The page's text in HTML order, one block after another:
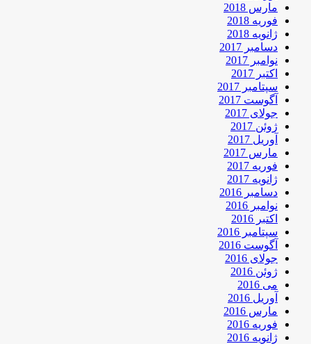
مارس 2018
فوریه 2018
ژانویه 2018
دسامبر 2017
نوامبر 2017
اکتبر 2017
سپتامبر 2017
آگوست 2017
جولای 2017
ژوئن 2017
آوریل 2017
مارس 2017
فوریه 2017
ژانویه 2017
دسامبر 2016
نوامبر 2016
اکتبر 2016
سپتامبر 2016
آگوست 2016
جولای 2016
ژوئن 2016
می 2016
آوریل 2016
مارس 2016
فوریه 2016
ژانویه 2016